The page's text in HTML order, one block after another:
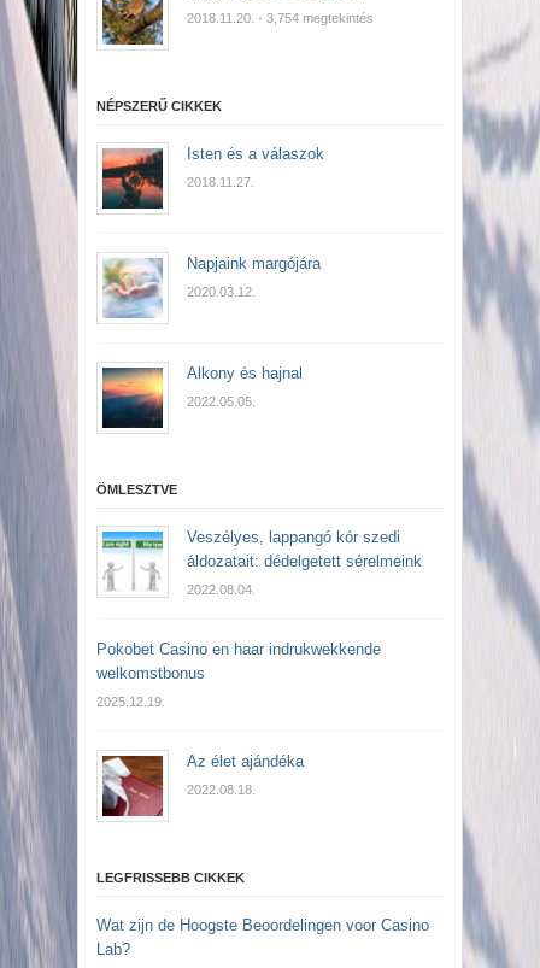
2018.11.20. - 3,754 megtekintés
NÉPSZERŰ CIKKEK
Isten és a válaszok
2018.11.27.
Napjaink margójára
2020.03.12.
Alkony és hajnal
2022.05.05.
ÖMLESZTVE
Veszélyes, lappangó kór szedi
áldozatait: dédelgetett sérelmeink
2022.08.04.
Pokobet Casino en haar indrukwekkende
welkomstbonus
2025.12.19.
Az élet ajándéka
2022.08.18.
LEGFRISSEBB CIKKEK
Wat zijn de Hoogste Beoordelingen voor Casino
Lab?